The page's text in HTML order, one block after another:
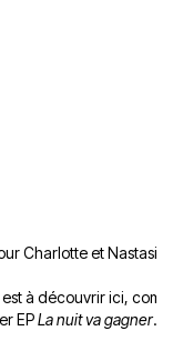
Charlotte et
à découvrir ici,
EPLa nuit va gagner.